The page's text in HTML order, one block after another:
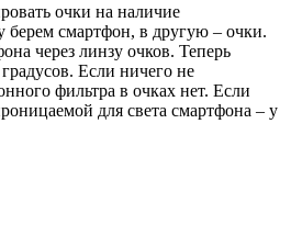
очки на наличие
берем смартфон, в другую – очки.
через линзу очков. Теперь
Если ничего не
фильтра в очках нет. Если
для света смартфона – у